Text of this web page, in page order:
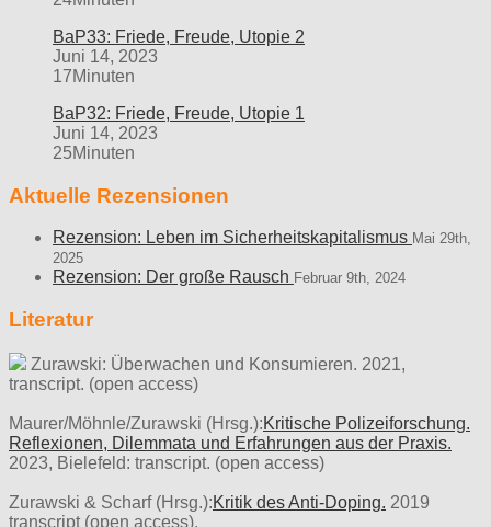
BaP33: Friede, Freude, Utopie 2
Juni 14, 2023
17Minuten
BaP32: Friede, Freude, Utopie 1
Juni 14, 2023
25Minuten
Aktuelle Rezensionen
Rezension: Leben im Sicherheitskapitalismus Mai 29th,
2025
Rezension: Der große Rausch Februar 9th, 2024
Literatur
Zurawski: Überwachen und Konsumieren. 2021,
transcript. (open access)
Maurer/Möhnle/Zurawski (Hrsg.):Kritische Polizeiforschung.
Reflexionen, Dilemmata und Erfahrungen aus der Praxis.
2023, Bielefeld: transcript. (open access)
Zurawski & Scharf (Hrsg.):Kritik des Anti-Doping. 2019
transcript (open access).